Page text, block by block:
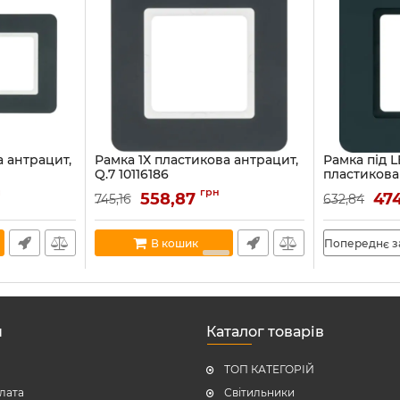
антрацит,
Рамка 1Х пластикова антрацит,
Q.7 10116186
Артикул:10116186
В наявності:4
745,16 558,87 грн
В кошик
Рамка під
Артикул:
632,84
Попереднє
Каталог товарів
ТОП КАТЕГОРІЙ
Світильники